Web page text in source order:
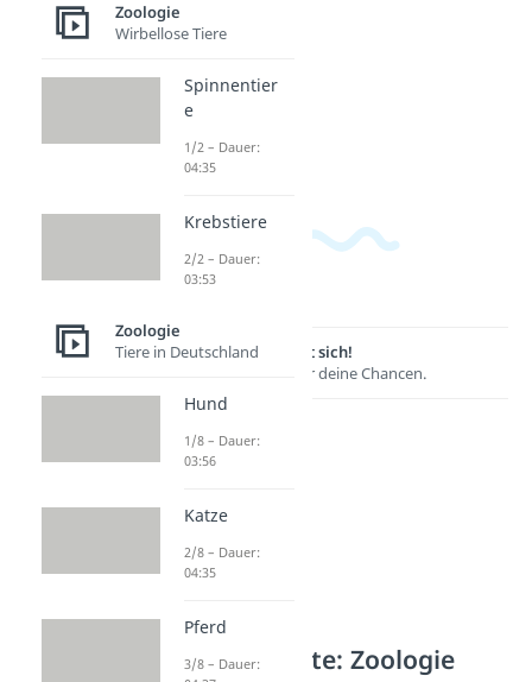
Lernen lohnt sich!
Entdecke hier deine Chancen.
Weitere Inhalte: Zoologie
Zoologie
Wirbellose Tiere
Spinnentier
e
1/2 – Dauer:
04:35
Krebstiere
2/2 – Dauer:
03:53
Zoologie
Tiere in Deutschland
Hund
1/8 – Dauer:
03:56
Katze
2/8 – Dauer:
04:35
Pferd
3/8 – Dauer: